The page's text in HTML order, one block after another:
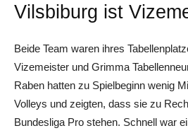
Vilsbiburg ist
Beide Team waren ihres
Vizemeister und Grimma
Raben hatten zu Spielbeginn wenig
Volleys und zeigten, dass sie zu
Bundesliga Pro stehen. Schnell war